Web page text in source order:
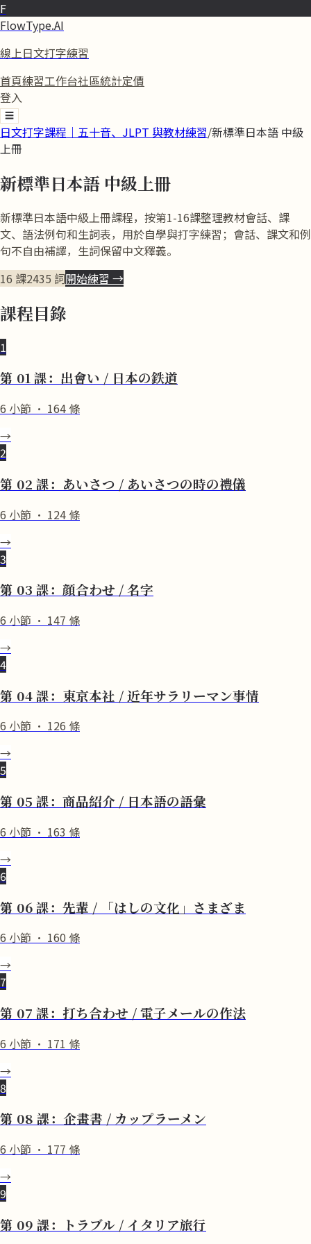
F
FlowType.AI
線上日文打字練習
首頁練習工作台社區統計定價
登入
☰
日文打字課程｜五十音、JLPT 與教材練習/新標準日本語 中級
上冊
新標準日本語 中級上冊
新標準日本語中級上冊課程，按第1-16課整理教材會話、課
文、語法例句和生詞表，用於自學與打字練習；會話、課文和例
句不自由補譯，生詞保留中文釋義。
16 課2435 詞開始練習 →
課程目錄
1
第 01 課：出會い / 日本の鉄道
6 小節 · 164 條
→
2
第 02 課：あいさつ / あいさつの時の禮儀
6 小節 · 124 條
→
3
第 03 課：顔合わせ / 名字
6 小節 · 147 條
→
4
第 04 課：東京本社 / 近年サラリーマン事情
6 小節 · 126 條
→
5
第 05 課：商品紹介 / 日本語の語彙
6 小節 · 163 條
→
6
第 06 課：先輩 / 「はしの文化」さまざま
6 小節 · 160 條
→
7
第 07 課：打ち合わせ / 電子メールの作法
6 小節 · 171 條
→
8
第 08 課：企畫書 / カップラーメン
6 小節 · 177 條
→
9
第 09 課：トラブル / イタリア旅行